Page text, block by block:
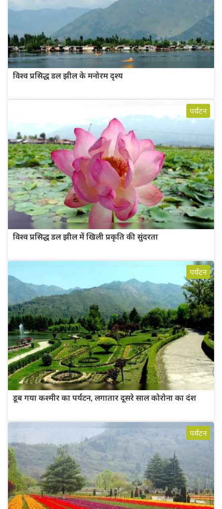
विश्व प्रसिद्ध डल झील के मनोरम दृश्य
पर्यटन
विश्व प्रसिद्ध डल झील में खिली प्रकृति की सुंदरता
पर्यटन
डूब गया कश्मीर का पर्यटन, लगातार दूसरे साल कोरोना का दंश
पर्यटन